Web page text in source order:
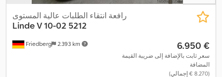
Friedberg 2.393 km
رافعة انتقاء الطلبات عالية المستوى
LindeV 10-02 5212
‏6.950 €
سعر ثابت بالإضافة إلى ضريبة القيمة
المضافة
(‏8.270 € إجمالي)